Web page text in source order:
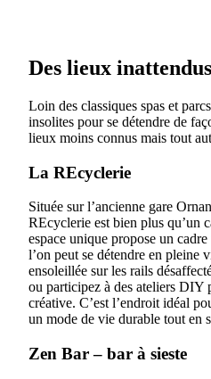
Des lieux
Loin des classiques spas et
insolites pour se détendre de
lieux moins connus mais tout
La REcyclerie
Située sur l’ancienne gare
REcyclerie est bien plus qu’un
espace unique propose un
l’on peut se détendre en pleine
ensoleillée sur les rails
ou participez à des ateliers DIY
créative. C’est l’endroit idéal
un mode de vie durable tout en
Zen Bar – bar à sieste